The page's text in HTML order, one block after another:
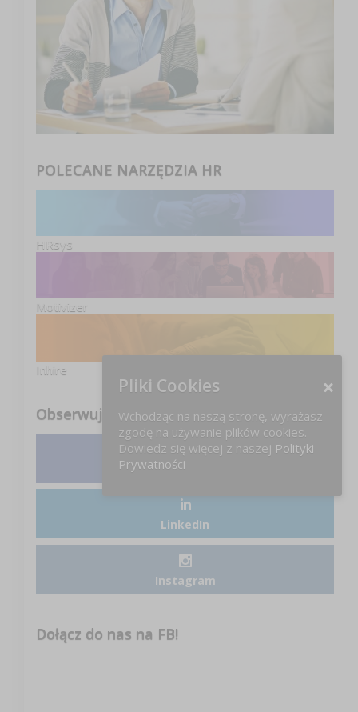
POLECANE NARZĘDZIA HR
HRsys
Motivizer
Inhire
Obserwuj nas
Facebook
LinkedIn
Instagram
Dołącz do nas na FB!
Pliki Cookies
Wchodząc na naszą stronę, wyrażasz
zgodę na używanie plików cookies.
Dowiedz się więcej z naszej Polityki
Prywatności